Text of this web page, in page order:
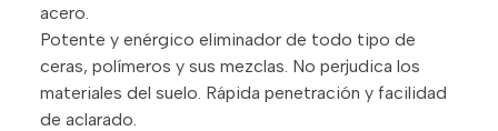
acero.
Potente y enérgico eliminador de todo tipo de
ceras, polímeros y sus mezclas. No perjudica los
materiales del suelo. Rápida penetración y facilidad
de aclarado.